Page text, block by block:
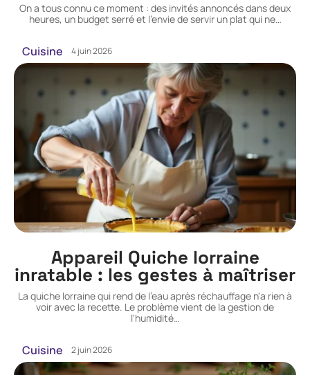
On a tous connu ce moment : des invités annoncés dans deux
heures, un budget serré et l'envie de servir un plat qui ne…
Cuisine 4 juin 2026
Appareil Quiche lorraine
inratable : les gestes à maîtriser
La quiche lorraine qui rend de l'eau après réchauffage n'a rien à
voir avec la recette. Le problème vient de la gestion de
l'humidité…
Cuisine 2 juin 2026